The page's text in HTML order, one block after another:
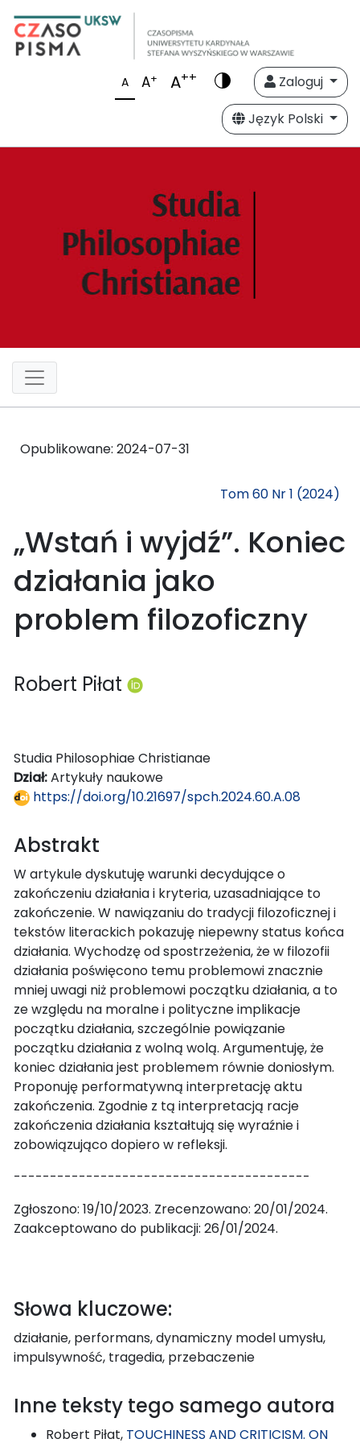
A A+ A++
Zaloguj
Język Polski
Opublikowane: 2024-07-31
Tom 60 Nr 1 (2024)
„Wstań i wyjdź”. Koniec
działania jako
problem filozoficzny
Robert Piłat
Studia Philosophiae Christianae
Dział:Artykuły naukowe
https://doi.org/10.21697/spch.2024.60.A.08
Abstrakt
W artykule dyskutuję warunki decydujące o
zakończeniu działania i kryteria, uzasadniające to
zakończenie. W nawiązaniu do tradycji filozoficznej i
tekstów literackich pokazuję niepewny status końca
działania. Wychodzę od spostrzeżenia, że w filozofii
działania poświęcono temu problemowi znacznie
mniej uwagi niż problemowi początku działania, a to
ze względu na moralne i polityczne implikacje
początku działania, szczególnie powiązanie
początku działania z wolną wolą. Argumentuję, że
koniec działania jest problemem równie doniosłym.
Proponuję performatywną interpretację aktu
zakończenia. Zgodnie z tą interpretacją racje
zakończenia działania kształtują się wyraźnie i
zobowiązująco dopiero w refleksji.
-----------------------------------------
Zgłoszono: 19/10/2023. Zrecenzowano: 20/01/2024.
Zaakceptowano do publikacji: 26/01/2024.
Słowa kluczowe:
działanie, performans, dynamiczny model umysłu,
impulsywność, tragedia, przebaczenie
Inne teksty tego samego autora
Robert Piłat, TOUCHINESS AND CRITICISM. ON